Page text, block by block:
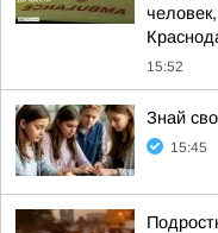
15:52
Знай
15:45